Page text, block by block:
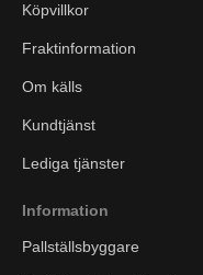
Köpvillkor
Fraktinformation
Om källs
Kundtjänst
Lediga tjänster
Information
Pallställsbyggare